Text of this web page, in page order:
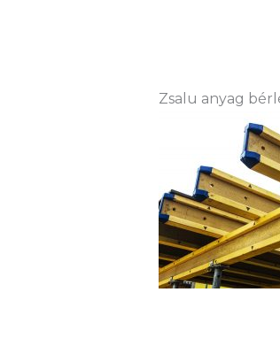
Zsalu anyag